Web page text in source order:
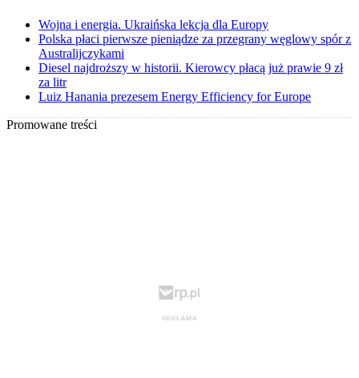
Wojna i energia. Ukraińska lekcja dla Europy
Polska płaci pierwsze pieniądze za przegrany węglowy spór z
Australijczykami
Diesel najdroższy w historii. Kierowcy płacą już prawie 9 zł
za litr
Luiz Hanania prezesem Energy Efficiency for Europe
Promowane treści